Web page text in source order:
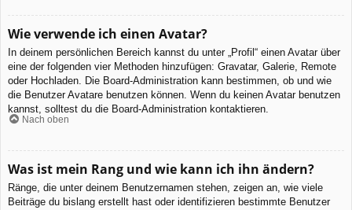
Wie verwende ich einen Avatar?
In deinem persönlichen Bereich kannst du unter „Profil“ einen Avatar über
eine der folgenden vier Methoden hinzufügen: Gravatar, Galerie, Remote
oder Hochladen. Die Board-Administration kann bestimmen, ob und wie
die Benutzer Avatare benutzen können. Wenn du keinen Avatar benutzen
kannst, solltest du die Board-Administration kontaktieren.
Nach oben
Was ist mein Rang und wie kann ich ihn ändern?
Ränge, die unter deinem Benutzernamen stehen, zeigen an, wie viele
Beiträge du bislang erstellt hast oder identifizieren bestimmte Benutzer